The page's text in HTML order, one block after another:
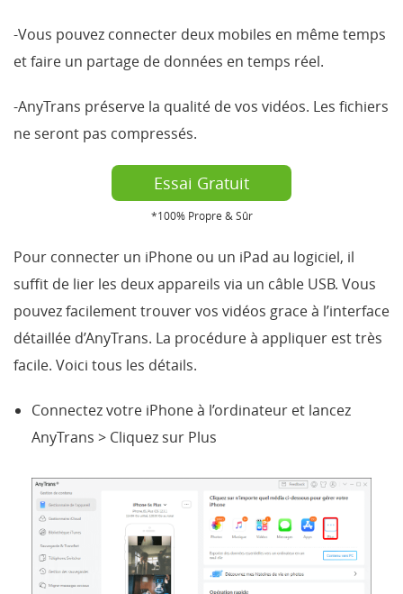
-Vous pouvez connecter deux mobiles en même temps
et faire un partage de données en temps réel.
-AnyTrans préserve la qualité de vos vidéos. Les fichiers
ne seront pas compressés.
Essai Gratuit
*100% Propre & Sûr
Pour connecter un iPhone ou un iPad au logiciel, il
suffit de lier les deux appareils via un câble USB. Vous
pouvez facilement trouver vos vidéos grace à l’interface
détaillée d’AnyTrans. La procédure à appliquer est très
facile. Voici tous les détails.
Connectez votre iPhone à l’ordinateur et lancez
AnyTrans > Cliquez sur Plus